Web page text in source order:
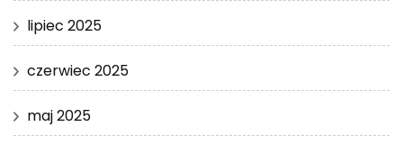
lipiec 2025
czerwiec 2025
maj 2025